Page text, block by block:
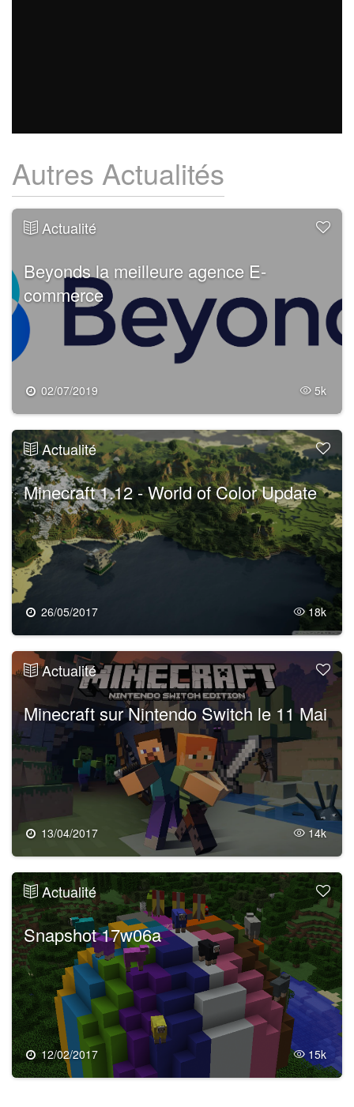
Autres Actualités
Actualité
Beyonds la meilleure agence E-
commerce
02/07/2019 5k
Actualité
Minecraft 1.12 - World of Color Update
26/05/2017 18k
Actualité
Minecraft sur Nintendo Switch le 11 Mai
13/04/2017 14k
Actualité
Snapshot 17w06a
12/02/2017 15k